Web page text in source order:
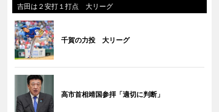
吉田は２安打１打点 大リーグ
千賀の力投 大リーグ
高市首相靖国参拝「適切に判断」